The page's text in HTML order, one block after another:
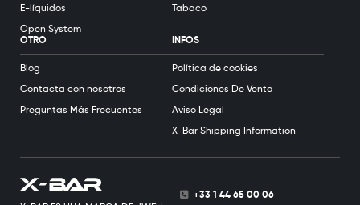
+33 1 44 65 00 06
E-líquidos
Open System
Tabaco
OTRO
Blog
Contacta con nosotros
Preguntas Más Frecuentes
INFOS
Política de cookies
Condiciones De Venta
Aviso Legal
X-Bar Shipping Information